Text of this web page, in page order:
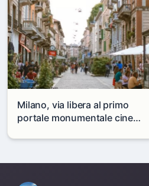
Milano, via libera al primo
portale monumentale cinese